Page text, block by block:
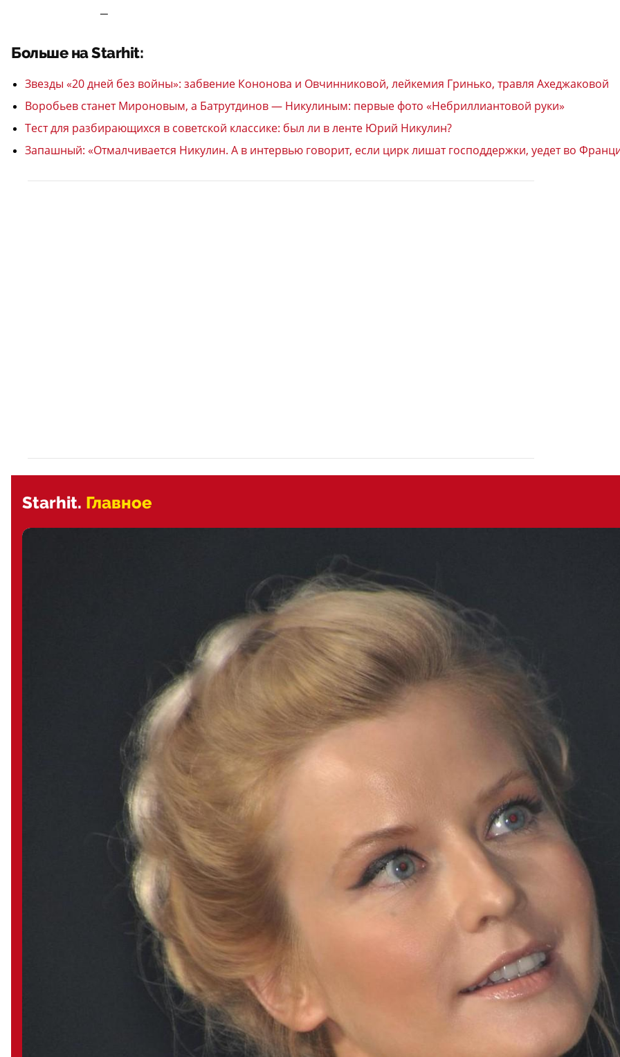
—
Больше на Starhit:
Звезды «20 дней без войны»: забвение Кононова и Овчинниковой, лейкемия Гринько, травля Ахеджаковой
Воробьев станет Мироновым, а Батрутдинов — Никулиным: первые фото «Небриллиантовой руки»
Тест для разбирающихся в советской классике: был ли в ленте Юрий Никулин?
Запашный: «Отмалчивается Никулин. А в интервью говорит, если цирк лишат господдержки, уедет во
Starhit. Главное